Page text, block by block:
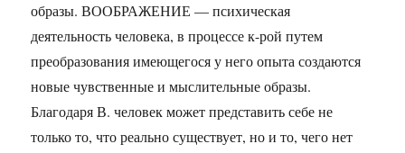
образы.ВООБРАЖЕНИЕ — психическая
деятельность человека, в процессе к-рой путем
преобразования имеющегося у него опыта создаются
новые чувственные и мыслительные образы.
Благодаря В. человек может представить себе не
только то, что реально существует, но и то, чего нет